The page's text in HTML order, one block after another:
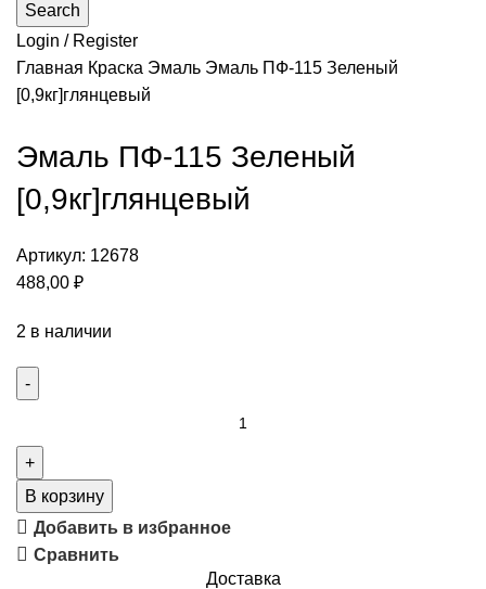
Search
Login / Register
Главная Краска Эмаль Эмаль ПФ-115 Зеленый
[0,9кг]глянцевый
Эмаль ПФ-115 Зеленый
[0,9кг]глянцевый
Артикул: 12678
488,00 ₽
2 в наличии
В корзину
Добавить в избранное
Сравнить
Доставка